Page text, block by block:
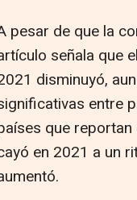
pesar de que la
señala que
disminuyó,
entre
que
en 2021 a un